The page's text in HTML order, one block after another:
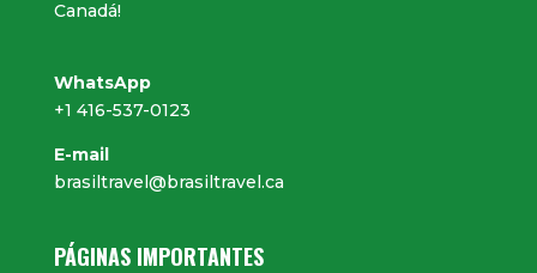
Canadá!
WhatsApp
+1 416-537-0123
E-mail
brasiltravel@brasiltravel.ca
PÁGINAS IMPORTANTES